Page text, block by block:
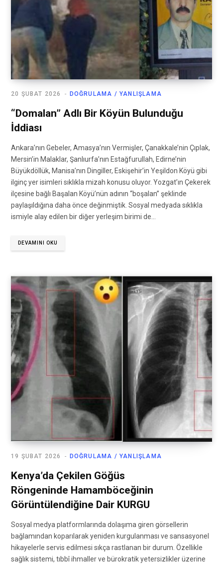
DOĞRULAMA / YANLIŞLAMA
20 ŞUBAT 2026
“Domalan” Adlı Bir Köyün Bulunduğu
İddiası
Ankara’nın Gebeler, Amasya’nın Vermişler, Çanakkale’nin Çıplak,
Mersin’in Malaklar, Şanlıurfa’nın Estağfurullah, Edirne’nin
Büyükdöllük, Manisa’nın Dingiller, Eskişehir’in Yeşildon Köyü gibi
ilginç yer isimleri sıklıkla mizah konusu oluyor. Yozgat’ın Çekerek
ilçesine bağlı Başalan Köyü’nün adının “boşalan” şeklinde
paylaşıldığına daha önce değinmiştik. Sosyal medyada sıklıkla
ismiyle alay edilen bir diğer yerleşim birimi de…
DEVAMINI OKU
DOĞRULAMA / YANLIŞLAMA
19 ŞUBAT 2026
Kenya’da Çekilen Göğüs
Röngeninde Hamamböceğinin
Görüntülendiğine Dair KURGU
Sosyal medya platformlarında dolaşıma giren görsellerin
bağlamından koparılarak yeniden kurgulanması ve sansasyonel
hikayelerle servis edilmesi sıkça rastlanan bir durum. Özellikle
sağlık sistemi, tıbbî ihmaller ve bürokratik yetersizlikler üzerine